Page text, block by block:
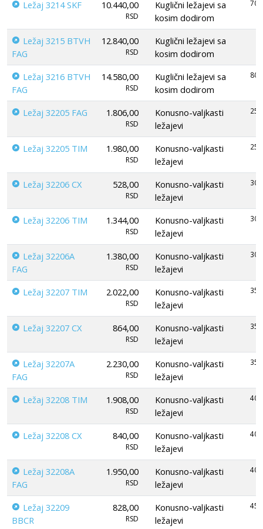
Ležaj 3214 SKF 10.440,00
RSD
Kuglični ležajevi sa
kosim dodirom
70
Ležaj 3215 BTVH
FAG
12.840,00
RSD
Kuglični ležajevi sa
kosim dodirom
Ležaj 3216 BTVH
FAG
14.580,00
RSD
Kuglični ležajevi sa
kosim dodirom
80
Ležaj 32205 FAG 1.806,00
RSD
Konusno-valjkasti
ležajevi
25
Ležaj 32205 TIM 1.980,00
RSD
Konusno-valjkasti
ležajevi
25
Ležaj 32206 CX 528,00
RSD
Konusno-valjkasti
ležajevi
30
Ležaj 32206 TIM 1.344,00
RSD
Konusno-valjkasti
ležajevi
30
Ležaj 32206A
FAG
1.380,00
RSD
Konusno-valjkasti
ležajevi
30
Ležaj 32207 TIM 2.022,00
RSD
Konusno-valjkasti
ležajevi
35
Ležaj 32207 CX 864,00
RSD
Konusno-valjkasti
ležajevi
35
Ležaj 32207A
FAG
2.230,00
RSD
Konusno-valjkasti
ležajevi
35
Ležaj 32208 TIM 1.908,00
RSD
Konusno-valjkasti
ležajevi
40
Ležaj 32208 CX 840,00
RSD
Konusno-valjkasti
ležajevi
40
Ležaj 32208A
FAG
1.950,00
RSD
Konusno-valjkasti
ležajevi
40
Ležaj 32209
BBCR
828,00
RSD
Konusno-valjkasti
ležajevi
45